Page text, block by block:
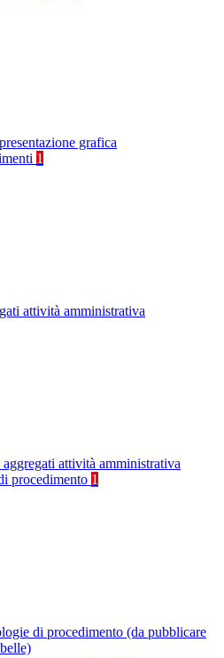
grafica
1
attività amministrativa
attività amministrativa
procedimento 1
di procedimento (da pubblicare